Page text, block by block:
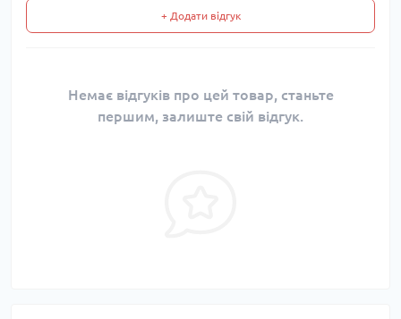
+ Додати відгук
Немає відгуків про цей товар, станьте
першим, залиште свій відгук.